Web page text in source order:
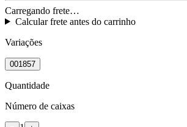
Carregando frete…
Calcular frete antes do carrinho
Variações
001857
Quantidade
Número de caixas